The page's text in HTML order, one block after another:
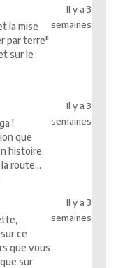
la mise
par terre"
sur le
Il y a 3
semaines
!
que
histoire,
route...
Il y a 3
semaines
ce
que vous
sur
Il y a 3
semaines